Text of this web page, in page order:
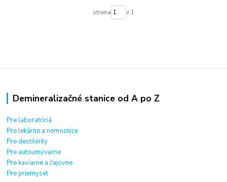
strana z 1
Demineralizačné stanice od A po Z
Pre laboratóriá
Pre lekárne a nemocnice
Pre destilérky
Pre autoumývarne
Pre kaviarne a čajovne
Pre priemysel